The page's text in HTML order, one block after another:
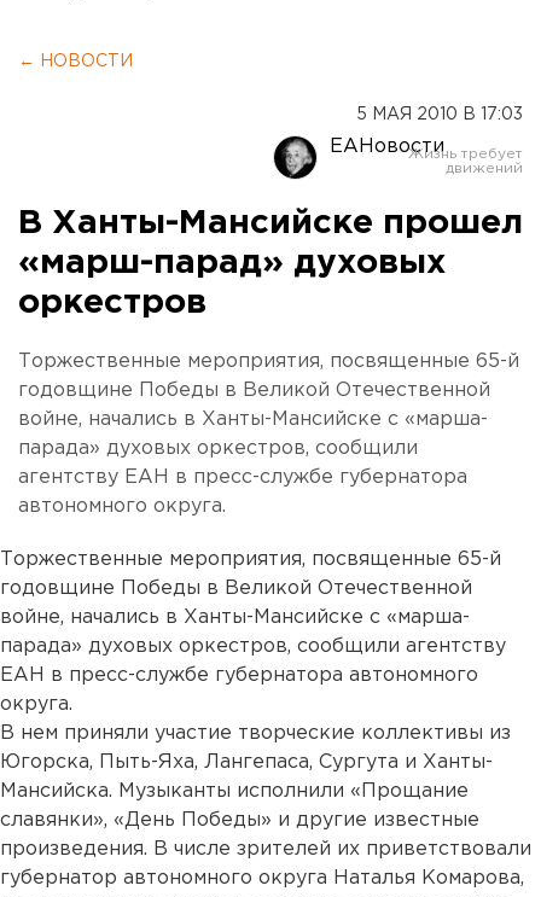
← НОВОСТИ
5 МАЯ 2010 В 17:03
ЕАНовости
В Ханты-Мансийске прошел
«марш-парад» духовых
оркестров
Торжественные мероприятия, посвященные 65-й
годовщине Победы в Великой Отечественной
войне, начались в Ханты-Мансийске с «марша-
парада» духовых оркестров, сообщили
агентству ЕАН в пресс-службе губернатора
автономного округа.
Торжественные мероприятия, посвященные 65-й
годовщине Победы в Великой Отечественной
войне, начались в Ханты-Мансийске с «марша-
парада» духовых оркестров, сообщили агентству
ЕАН в пресс-службе губернатора автономного
округа.
В нем приняли участие творческие коллективы из
Югорска, Пыть-Яха, Лангепаса, Сургута и Ханты-
Мансийска. Музыканты исполнили «Прощание
славянки», «День Победы» и другие известные
произведения. В числе зрителей их приветствовали
губернатор автономного округа Наталья Комарова,